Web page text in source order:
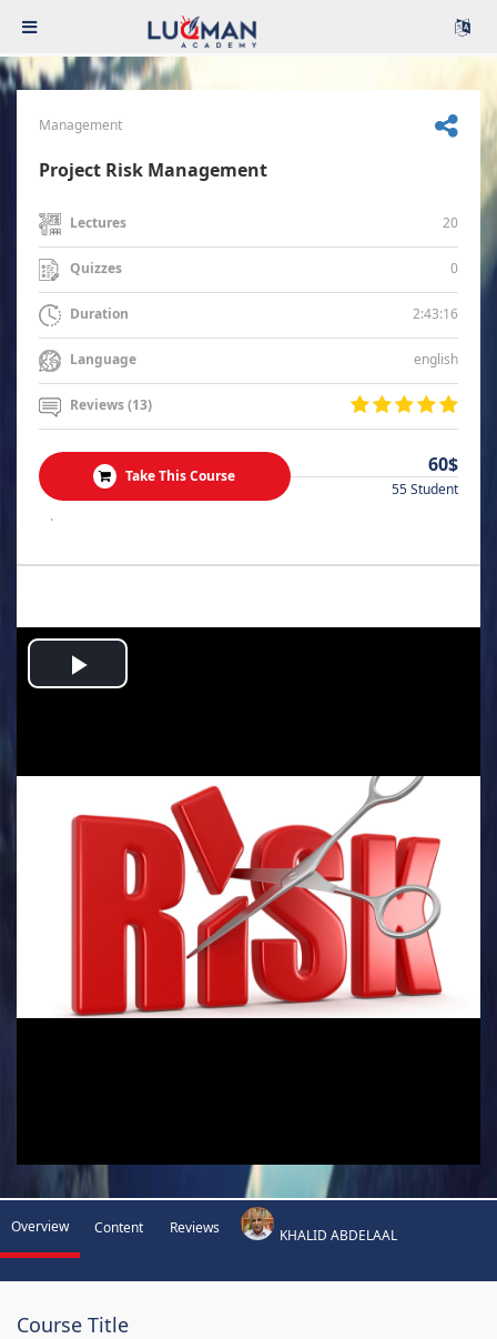
Management
Project Risk Management
Lectures 20
Quizzes 0
Duration 2:43:16
Language english
Reviews (13)
Take This Course 60$
55 Student
.
Play
Overview Content Reviews KHALID ABDELAAL
Course Title